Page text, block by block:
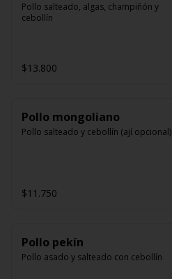
Pollo salteado, algas, champiñón y
cebollín
$13.800
Pollo mongoliano
Pollo salteado y cebollín (ají opcional)
$11.750
Pollo pekín
Pollo asado y salteado con cebollín